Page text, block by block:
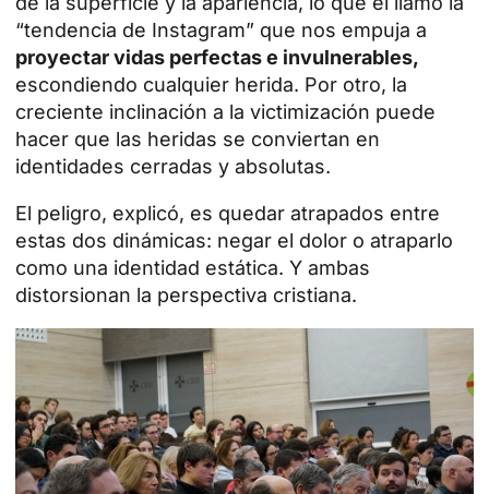
“tendencia de Instagram” que nos empuja a
proyectar vidas perfectas e invulnerables,
escondiendo cualquier herida. Por otro, la
creciente inclinación a la victimización puede
hacer que las heridas se conviertan en
identidades cerradas y absolutas.
El peligro, explicó, es quedar atrapados entre
estas dos dinámicas: negar el dolor o atraparlo
como una identidad estática. Y ambas
distorsionan la perspectiva cristiana.